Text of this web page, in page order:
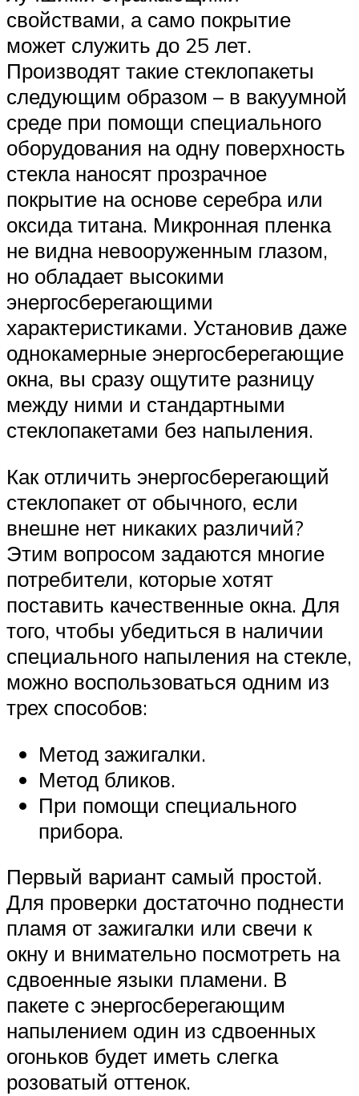
свойствами, а само покрытие
может служить до 25 лет.
Производят такие стеклопакеты
следующим образом – в вакуумной
среде при помощи специального
оборудования на одну поверхность
стекла наносят прозрачное
покрытие на основе серебра или
оксида титана. Микронная пленка
не видна невооруженным глазом,
но обладает высокими
энергосберегающими
характеристиками. Установив даже
однокамерные энергосберегающие
окна, вы сразу ощутите разницу
между ними и стандартными
стеклопакетами без напыления.
Как отличить энергосберегающий
стеклопакет от обычного, если
внешне нет никаких различий?
Этим вопросом задаются многие
потребители, которые хотят
поставить качественные окна. Для
того, чтобы убедиться в наличии
специального напыления на стекле,
можно воспользоваться одним из
трех способов:
Метод зажигалки.
Метод бликов.
При помощи специального
прибора.
Первый вариант самый простой.
Для проверки достаточно поднести
пламя от зажигалки или свечи к
окну и внимательно посмотреть на
сдвоенные языки пламени. В
пакете с энергосберегающим
напылением один из сдвоенных
огоньков будет иметь слегка
розоватый оттенок.